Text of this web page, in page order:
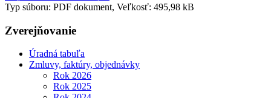
Typ súboru: PDF dokument, Veľkosť: 495,98 kB
Zverejňovanie
Úradná tabuľa
Zmluvy, faktúry, objednávky
Rok 2026
Rok 2025